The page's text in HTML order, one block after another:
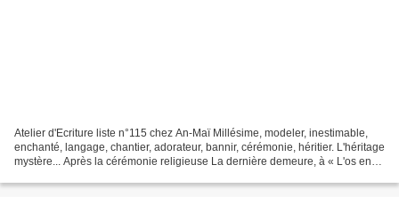
Atelier d'Ecriture liste n°115 chez An-Maï Millésime, modeler, inestimable,
enchanté, langage, chantier, adorateur, bannir, cérémonie, héritier. L'héritage
mystère... Après la cérémonie religieuse La dernière demeure, à « L'os en